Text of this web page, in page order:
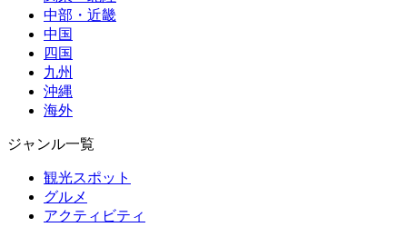
中部・近畿
中国
四国
九州
沖縄
海外
ジャンル一覧
観光スポット
グルメ
アクティビティ